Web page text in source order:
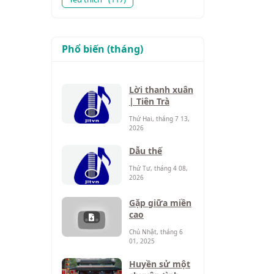
Phổ biến (tháng)
Lời thanh xuân
| Tiên Trà
Thứ Hai, tháng 7 13,
2026
Dẫu thế
Thứ Tư, tháng 4 08,
2026
Gặp giữa miền
cao
Chủ Nhật, tháng 6
01, 2025
Huyền sử một